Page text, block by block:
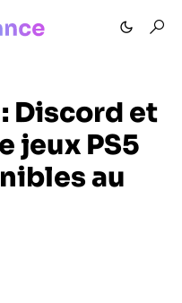
: Discord et
jeux PS5
au